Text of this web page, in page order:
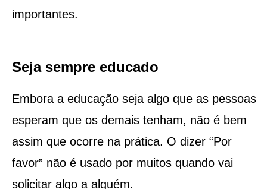
importantes.
Seja sempre educado
Embora a educação seja algo que as pessoas
esperam que os demais tenham, não é bem
assim que ocorre na prática. O dizer “Por
favor” não é usado por muitos quando vai
solicitar algo a alguém.